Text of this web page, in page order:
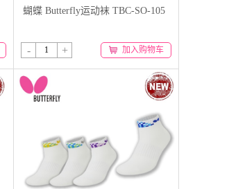
蝴蝶 Butterfly运动袜 TBC-SO-105
- + 加入购物车